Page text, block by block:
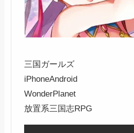
三国ガールズ
iPhoneAndroid
WonderPlanet
放置系三国志RPG